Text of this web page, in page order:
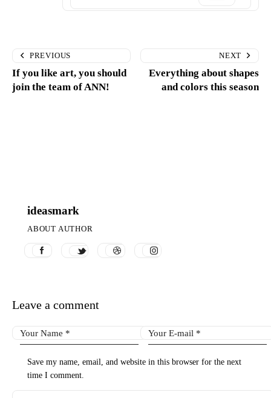
PREVIOUS
If you like art, you should
join the team of ANN!
NEXT
Everything about shapes
and colors this season
ideasmark
ABOUT AUTHOR
Leave a comment
Save my name, email, and website in this browser for the next
time I comment.